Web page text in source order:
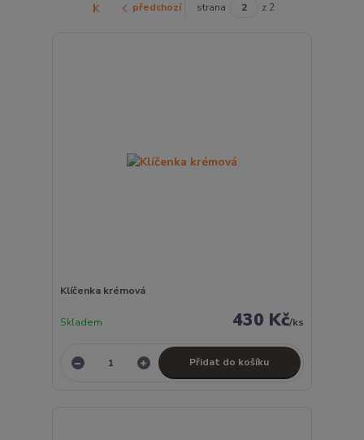
předchozí strana z 2
Klíčenka krémová
430 Kč/ks
Skladem
Přidat do košíku